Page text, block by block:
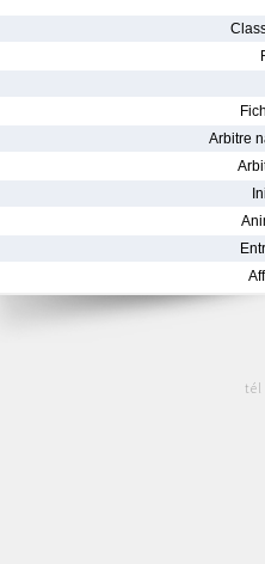
Arbitre
tél